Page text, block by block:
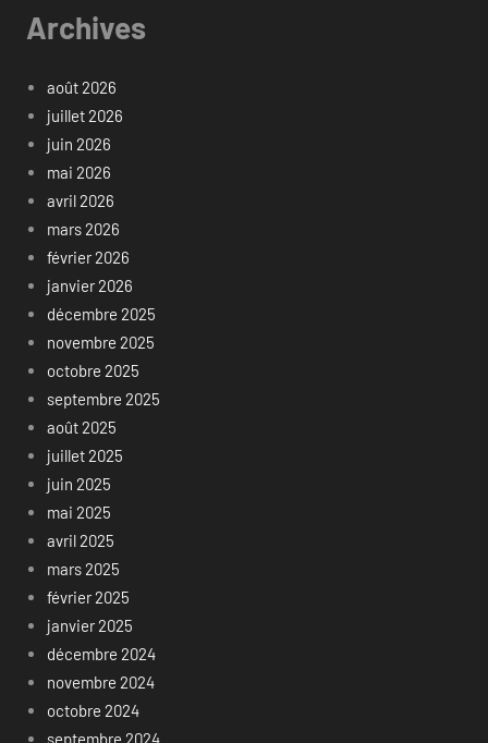
Archives
août 2026
juillet 2026
juin 2026
mai 2026
avril 2026
mars 2026
février 2026
janvier 2026
décembre 2025
novembre 2025
octobre 2025
septembre 2025
août 2025
juillet 2025
juin 2025
mai 2025
avril 2025
mars 2025
février 2025
janvier 2025
décembre 2024
novembre 2024
octobre 2024
septembre 2024